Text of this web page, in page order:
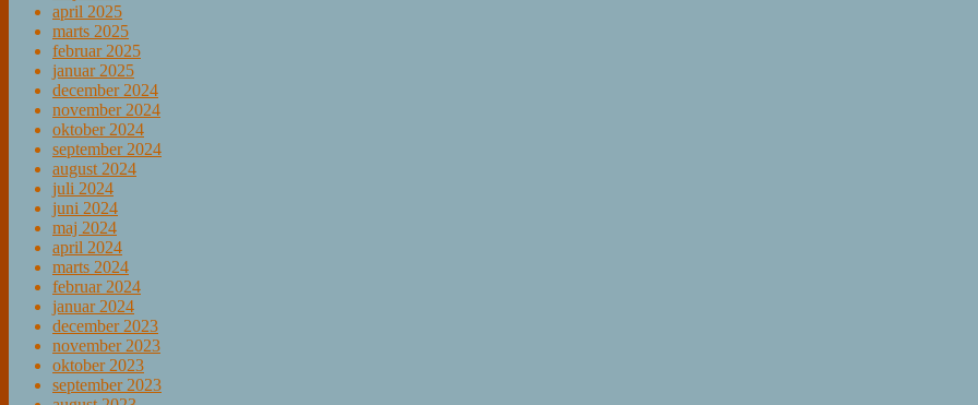
april 2025
marts 2025
februar 2025
januar 2025
december 2024
november 2024
oktober 2024
september 2024
august 2024
juli 2024
juni 2024
maj 2024
april 2024
marts 2024
februar 2024
januar 2024
december 2023
november 2023
oktober 2023
september 2023